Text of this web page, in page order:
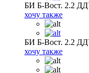
БИ Б-Вост. 2.2
хочу также
БИ Б-Вост. 2.2
хочу также